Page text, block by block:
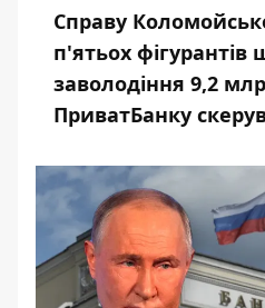
Справу
п'ятьох фігурантів
заволодіння 9,2
ПриватБанку